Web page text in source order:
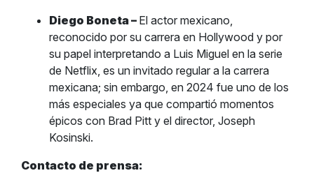
Diego Boneta – El actor mexicano,
reconocido por su carrera en Hollywood y por
su papel interpretando a Luis Miguel en la serie
de Netflix, es un invitado regular a la carrera
mexicana; sin embargo, en 2024 fue uno de los
más especiales ya que compartió momentos
épicos con Brad Pitt y el director, Joseph
Kosinski.
Contacto de prensa: